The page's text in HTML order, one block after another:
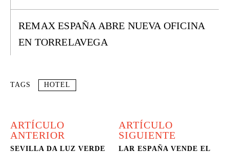
REMAX ESPAÑA ABRE NUEVA OFICINA
EN TORRELAVEGA
TAGS HOTEL
ARTÍCULO
ANTERIOR
SEVILLA DA LUZ VERDE
ARTÍCULO
SIGUIENTE
LAR ESPAÑA VENDE EL